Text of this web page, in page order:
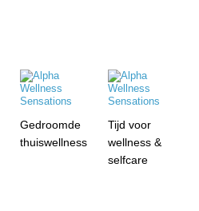
Gedroomde
thuiswellness
Tijd voor
wellness &
selfcare